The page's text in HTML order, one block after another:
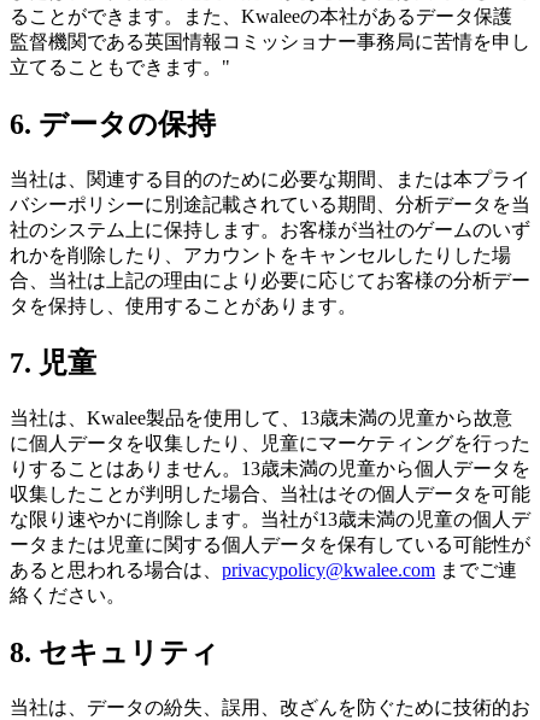
ることができます。また、Kwaleeの本社があるデータ保護
監督機関である英国情報コミッショナー事務局に苦情を申し
立てることもできます。"
6. データの保持
当社は、関連する目的のために必要な期間、または本プライ
バシーポリシーに別途記載されている期間、分析データを当
社のシステム上に保持します。お客様が当社のゲームのいず
れかを削除したり、アカウントをキャンセルしたりした場
合、当社は上記の理由により必要に応じてお客様の分析デー
タを保持し、使用することがあります。
7. 児童
当社は、Kwalee製品を使用して、13歳未満の児童から故意
に個人データを収集したり、児童にマーケティングを行った
りすることはありません。13歳未満の児童から個人データを
収集したことが判明した場合、当社はその個人データを可能
な限り速やかに削除します。当社が13歳未満の児童の個人デ
ータまたは児童に関する個人データを保有している可能性が
あると思われる場合は、 privacypolicy@kwalee.com までご連
絡ください。
8. セキュリティ
当社は、データの紛失、誤用、改ざんを防ぐために技術的お